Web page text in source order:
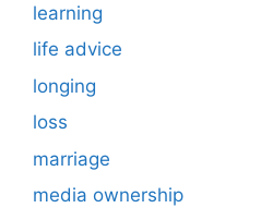
learning
life advice
longing
loss
marriage
media ownership